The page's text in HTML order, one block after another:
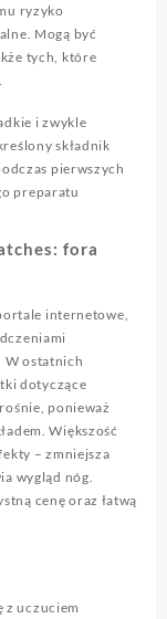
ryzyko
Mogą być
tych, które
i zwykle
składnik
pierwszych
preparatu
fora
internetowe,
W ostatnich
dotyczące
ponieważ
Większość
– zmniejsza
wygląd nóg.
cenę oraz łatwą
z uczuciem